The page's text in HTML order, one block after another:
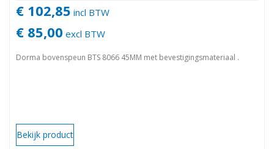
€ 102,85 incl BTW
€ 85,00 excl BTW
Dorma bovenspeun BTS 8066 45MM met bevestigingsmateriaal .
Bekijk product